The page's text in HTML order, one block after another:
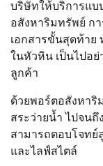
บริษัทให้บริการแบ
อสังหาริมทรัพย์ ก
เอกสารขั้นสุดท้า
ในหัวหิน เป็นไปอ
ลูกค้า
ด้วยพอร์ตอสังหา
สระว่ายน้ำ ไปจน
สามารถตอบโจท
และไลฟ์สไตล์